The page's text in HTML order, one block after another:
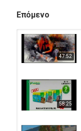
Επόμενο
47:52
58:25